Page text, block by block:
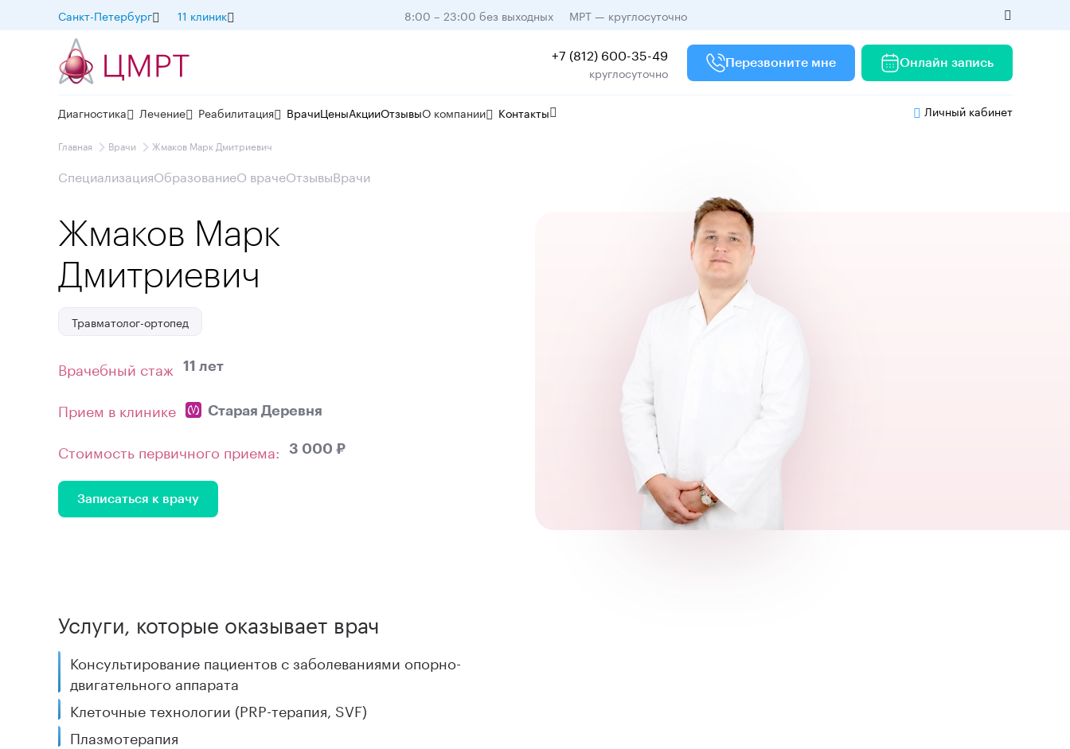
Санкт-Петербург 11 клиник 8:00 – 23:00 без выходных МРТ — круглосуточно
+7 (812) 600-35-49
круглосуточно
Перезвоните мне Онлайн запись
Диагностика Лечение Реабилитация ВрачиЦеныАкцииОтзывыО компании Контакты Личный кабинет
Главная Врачи Жмаков Марк Дмитриевич
СпециализацияОбразованиеО врачеОтзывыВрачи
Жмаков Марк
Дмитриевич
Травматолог-ортопед
Врачебный стаж 11 лет
Прием в клинике Старая Деревня
Стоимость первичного приема: 3 000 ₽
Записаться к врачу
Услуги, которые оказывает врач
Консультирование пациентов с заболеваниями опорно-
двигательного аппарата
Клеточные технологии (PRP-терапия, SVF)
Плазмотерапия